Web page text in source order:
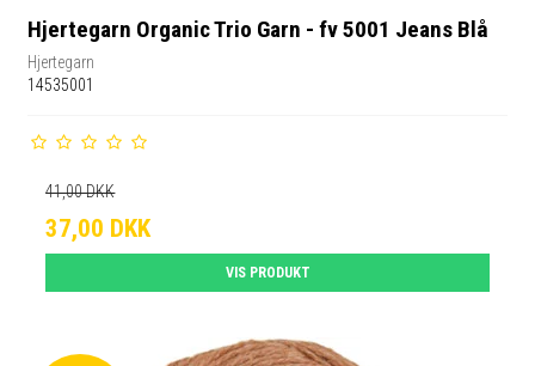
Hjertegarn Organic Trio Garn - fv 5001 Jeans Blå
Hjertegarn
14535001
41,00 DKK
37,00 DKK
VIS PRODUKT